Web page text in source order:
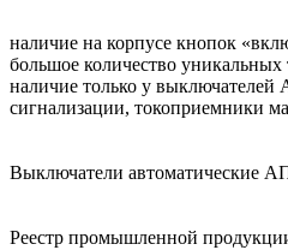
наличие на корпусе кнопок
большое количество
наличие только у
сигнализации, токоприемники
Выключатели автоматические
Реестр промышленной